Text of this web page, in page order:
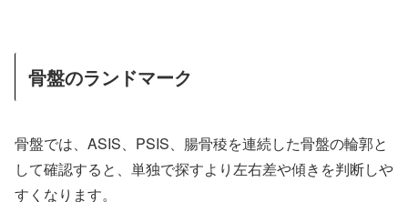
骨盤のランドマーク
骨盤では、ASIS、PSIS、腸骨稜を連続した骨盤の輪郭と
して確認すると、単独で探すより左右差や傾きを判断しや
すくなります。